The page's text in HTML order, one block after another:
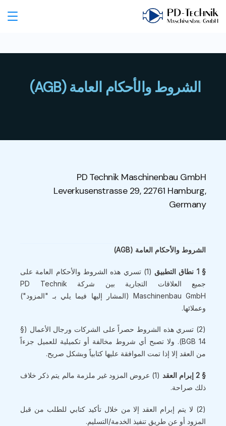
الشروط والأحكام العامة (AGB)
PD Technik Maschinenbau GmbH
Leverkusenstrasse 29, 22761 Hamburg,
Germany
الشروط والأحكام العامة (AGB)
§ 1 نطاق التطبيق
(1) تسري هذه الشروط والأحكام العامة على
جميع العلاقات التجارية بين شركة PD Technik
Maschinenbau GmbH (المشار إليها فيما يلي بـ "المزود")
وعملائها.
(2) تسري هذه الشروط حصراً على الشركات ورجال الأعمال (§
14 BGB). ولا تصبح أي شروط مخالفة أو تكميلية للعميل جزءاً
من العقد إلا إذا تمت الموافقة عليها كتابياً وبشكل صريح.
§ 2 إبرام العقد
(1) عروض المزود غير ملزمة مالم يتم ذكر خلاف
ذلك صراحة.
(2) لا يتم إبرام العقد إلا من خلال تأكيد كتابي للطلب من قبل
المزود أو عن طريق تنفيذ الخدمة/التسليم.